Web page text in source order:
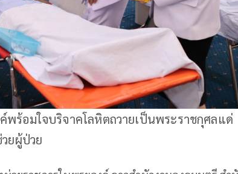
พร้อมใจบริจาคโลหิตถวายเป็นพระราชกุศลแด่
ยผู้ป่วย